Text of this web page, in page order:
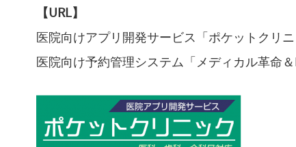
【URL】
医院向けアプリ開発サービス「ポケットクリ
医院向け予約管理システム「メディカル革命